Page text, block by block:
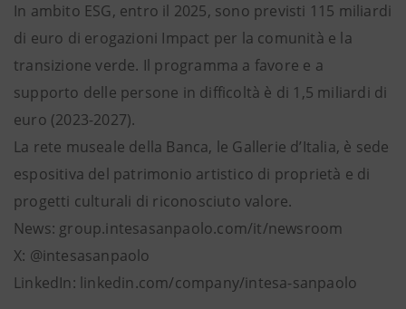
In ambito ESG, entro il 2025, sono previsti 115 miliardi
di euro di erogazioni Impact per la comunità e la
transizione verde. Il programma a favore e a
supporto delle persone in difficoltà è di 1,5 miliardi di
euro (2023-2027).
La rete museale della Banca, le Gallerie d’Italia, è sede
espositiva del patrimonio artistico di proprietà e di
progetti culturali di riconosciuto valore.
News: group.intesasanpaolo.com/it/newsroom
X: @intesasanpaolo
LinkedIn: linkedin.com/company/intesa-sanpaolo